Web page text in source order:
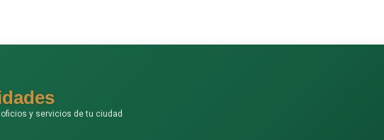
y servicios de tu ciudad